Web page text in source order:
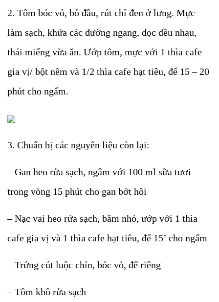
2. Tôm bóc vỏ, bỏ đầu, rút chỉ đen ở lưng. Mực
làm sạch, khứa các đường ngang, dọc đều nhau,
thái miếng vừa ăn. Ướp tôm, mực với 1 thìa cafe
gia vị/ bột nêm và 1/2 thìa cafe hạt tiêu, để 15 – 20
phút cho ngấm.
3. Chuẩn bị các nguyên liệu còn lại:
– Gan heo rửa sạch, ngâm với 100 ml sữa tươi
trong vòng 15 phút cho gan bớt hôi
– Nạc vai heo rửa sạch, băm nhỏ, ướp với 1 thìa
cafe gia vị và 1 thìa cafe hạt tiêu, để 15’ cho ngấm
– Trứng cút luộc chín, bóc vỏ, để riêng
– Tôm khô rửa sạch